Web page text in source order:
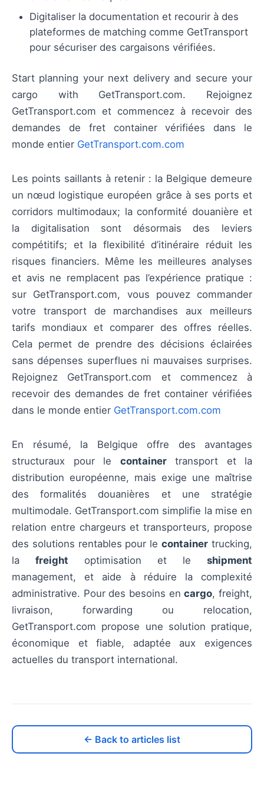
Digitaliser la documentation et recourir à des
plateformes de matching comme GetTransport
pour sécuriser des cargaisons vérifiées.
Start planning your next delivery and secure your
cargo with GetTransport.com. Rejoignez
GetTransport.com et commencez à recevoir des
demandes de fret container vérifiées dans le
monde entier GetTransport.com.com
Les points saillants à retenir : la Belgique demeure
un nœud logistique européen grâce à ses ports et
corridors multimodaux; la conformité douanière et
la digitalisation sont désormais des leviers
compétitifs; et la flexibilité d’itinéraire réduit les
risques financiers. Même les meilleures analyses
et avis ne remplacent pas l’expérience pratique :
sur GetTransport.com, vous pouvez commander
votre transport de marchandises aux meilleurs
tarifs mondiaux et comparer des offres réelles.
Cela permet de prendre des décisions éclairées
sans dépenses superflues ni mauvaises surprises.
Rejoignez GetTransport.com et commencez à
recevoir des demandes de fret container vérifiées
dans le monde entier GetTransport.com.com
En résumé, la Belgique offre des avantages
structuraux pour le containertransport et la
distribution européenne, mais exige une maîtrise
des formalités douanières et une stratégie
multimodale. GetTransport.com simplifie la mise en
relation entre chargeurs et transporteurs, propose
des solutions rentables pour lecontainer trucking,
la freight optimisation et le shipment
management, et aide à réduire la complexité
administrative. Pour des besoins encargo, freight,
livraison, forwarding ou relocation,
GetTransport.com propose une solution pratique,
économique et fiable, adaptée aux exigences
actuelles du transport international.
← Back to articles list